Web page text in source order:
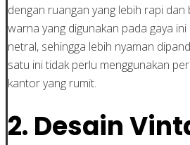
dengan ruangan yang lebih rapi dan
warna yang digunakan pada gaya
netral, sehingga lebih nyaman
satu ini tidak perlu menggunakan
kantor yang rumit.
2. Desain